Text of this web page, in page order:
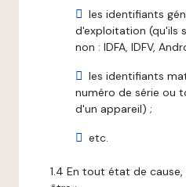
les identifiants
d'exploitation (qu'ils
non : IDFA, IDFV,
les identifiants
numéro de série ou
d'un appareil) ;
etc.
1.4 En tout état de